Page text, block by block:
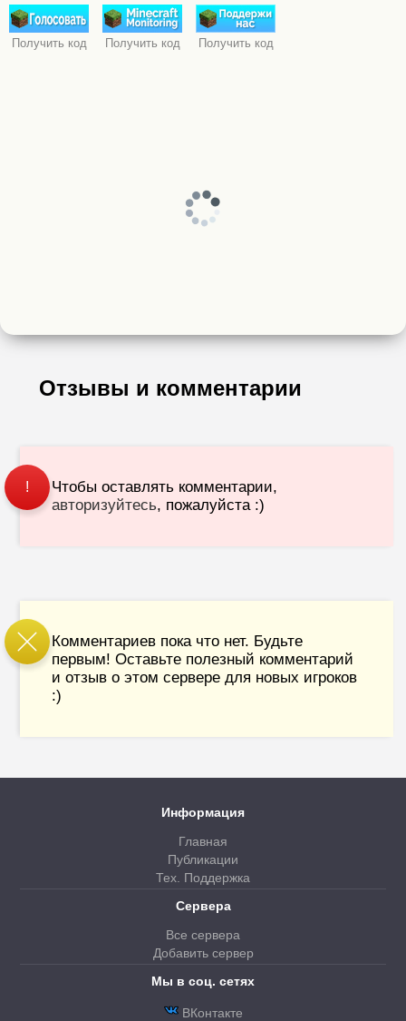
Получить код Получить код Получить код
Отзывы и комментарии
!
Чтобы оставлять комментарии,
авторизуйтесь, пожалуйста :)
Комментариев пока что нет. Будьте
первым! Оставьте полезный комментарий
и отзыв о этом сервере для новых игроков
:)
Информация
Главная
Публикации
Тех. Поддержка
Сервера
Все сервера
Добавить сервер
Мы в соц. сетях
ВКонтакте